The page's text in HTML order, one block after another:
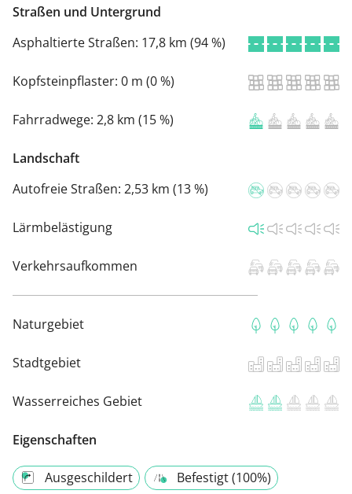
Straßen und Untergrund
Asphaltierte Straßen: 17,8 km (94 %)
Kopfsteinpflaster: 0 m (0 %)
Fahrradwege: 2,8 km (15 %)
Landschaft
Autofreie Straßen: 2,53 km (13 %)
Lärmbelästigung
Verkehrsaufkommen
Naturgebiet
Stadtgebiet
Wasserreiches Gebiet
Eigenschaften
Ausgeschildert Befestigt (100%)